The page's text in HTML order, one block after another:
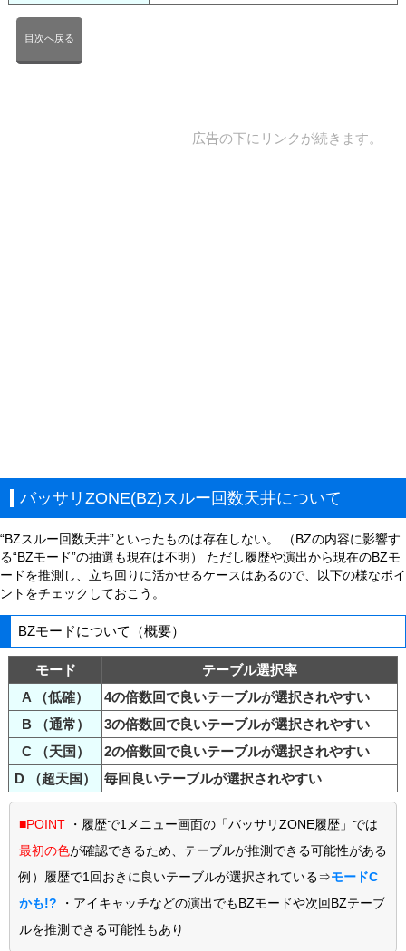
目次へ戻る
広告の下にリンクが続きます。
バッサリZONE(BZ)スルー回数天井について
“BZスルー回数天井”といったものは存在しない。 （BZの内容に影響す
る“BZモード”の抽選も現在は不明） ただし履歴や演出から現在のBZモ
ードを推測し、立ち回りに活かせるケースはあるので、以下の様なポイ
ントをチェックしておこう。
BZモードについて（概要）
モード
テーブル選択率
A （低確）
4の倍数回で良いテーブルが選択されやすい
B （通常）
3の倍数回で良いテーブルが選択されやすい
C （天国）
2の倍数回で良いテーブルが選択されやすい
D （超天国）
毎回良いテーブルが選択されやすい
■POINT ・履歴で1メニュー画面の「バッサリZONE履歴」では
最初の色が確認できるため、テーブルが推測できる可能性がある
例）履歴で1回おきに良いテーブルが選択されている⇒モードC
かも!?
・アイキャッチなどの演出でもBZモードや次回BZテーブ
ルを推測できる可能性もあり